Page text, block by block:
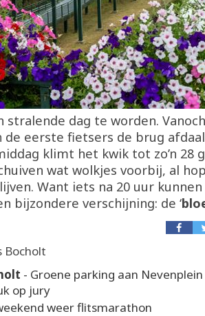
dag te worden.
de eerste fietsers de brug
klimt het kwik tot zo’n 28
wat wolkjes voorbij, al
Want iets na 20 uur
bijzondere verschijning: de ‘
Bocholt
- Groene parking aan
op jury
weer flitsmarathon